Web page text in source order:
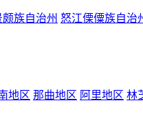
族自治州 怒江傈僳族自治
地区 那曲地区 阿里地区 林